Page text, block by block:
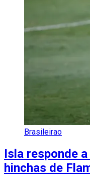
Brasileirao
Isla responde
hinchas de